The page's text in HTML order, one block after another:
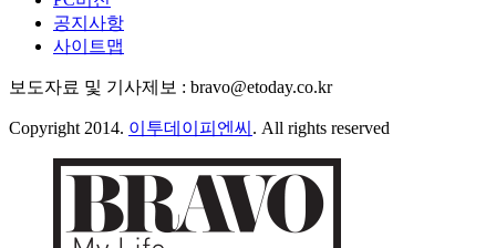
공지사항
사이트맵
보도자료 및 기사제보 : bravo@etoday.co.kr
Copyright 2014. 이투데이피엔씨 . All rights reserved